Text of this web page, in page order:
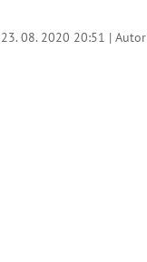
23. 08. 2020 20:51 | Autor